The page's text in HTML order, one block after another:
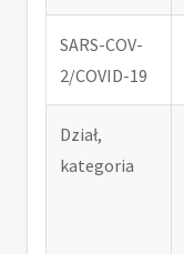
SARS-COV-
2/COVID-19
Dział,
kategoria